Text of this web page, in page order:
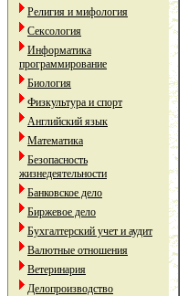
Религия и мифология
Сексология
Информатика
программирование
Биология
Физкультура и спорт
Английский язык
Математика
Безопасность
жизнедеятельности
Банковское дело
Биржевое дело
Бухгалтерский учет и аудит
Валютные отношения
Ветеринария
Делопроизводство